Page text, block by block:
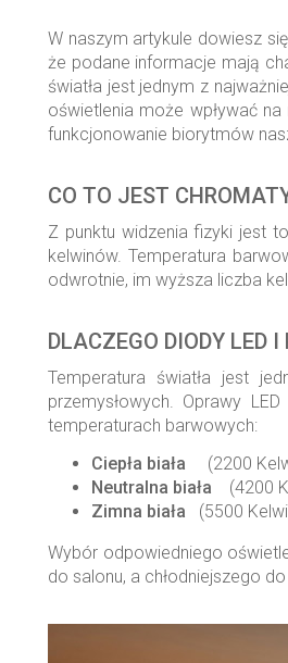
W naszym artykule dowiesz
że podane informacje mają
światła jest jednym z
oświetlenia może wpływać
funkcjonowanie biorytmów
CO TO JEST
Z punktu widzenia fizyki jest
kelwinów. Temperatura
odwrotnie, im wyższa liczba
DLACZEGO DIODY LED
Temperatura światła jest
przemysłowych. Oprawy
temperaturach barwowych:
Ciepła biała
(2200
Neutralna biała
(4200
Zimna biała
(5500
Wybór odpowiedniego
do salonu, a chłodniejszego